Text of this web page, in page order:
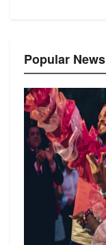
Popular News